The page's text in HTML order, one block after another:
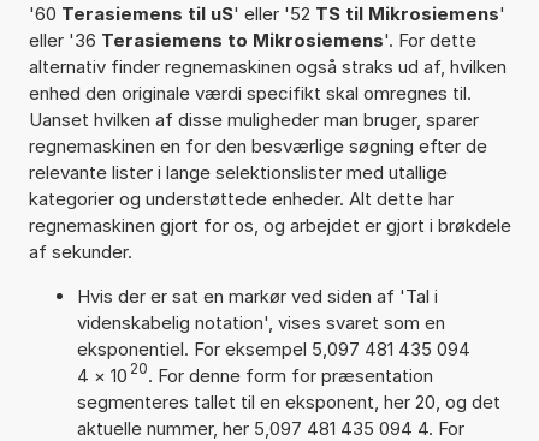
'60 Terasiemens til uS' eller '52 TS til Mikrosiemens'
eller '36 Terasiemens to Mikrosiemens'. For dette
alternativ finder regnemaskinen også straks ud af, hvilken
enhed den originale værdi specifikt skal omregnes til.
Uanset hvilken af disse muligheder man bruger, sparer
regnemaskinen en for den besværlige søgning efter de
relevante lister i lange selektionslister med utallige
kategorier og understøttede enheder. Alt dette har
regnemaskinen gjort for os, og arbejdet er gjort i brøkdele
af sekunder.
Hvis der er sat en markør ved siden af 'Tal i
videnskabelig notation', vises svaret som en
eksponentiel. For eksempel 5,097 481 435 094
4 × 10 20. For denne form for præsentation
segmenteres tallet til en eksponent, her 20, og det
aktuelle nummer, her 5,097 481 435 094 4. For